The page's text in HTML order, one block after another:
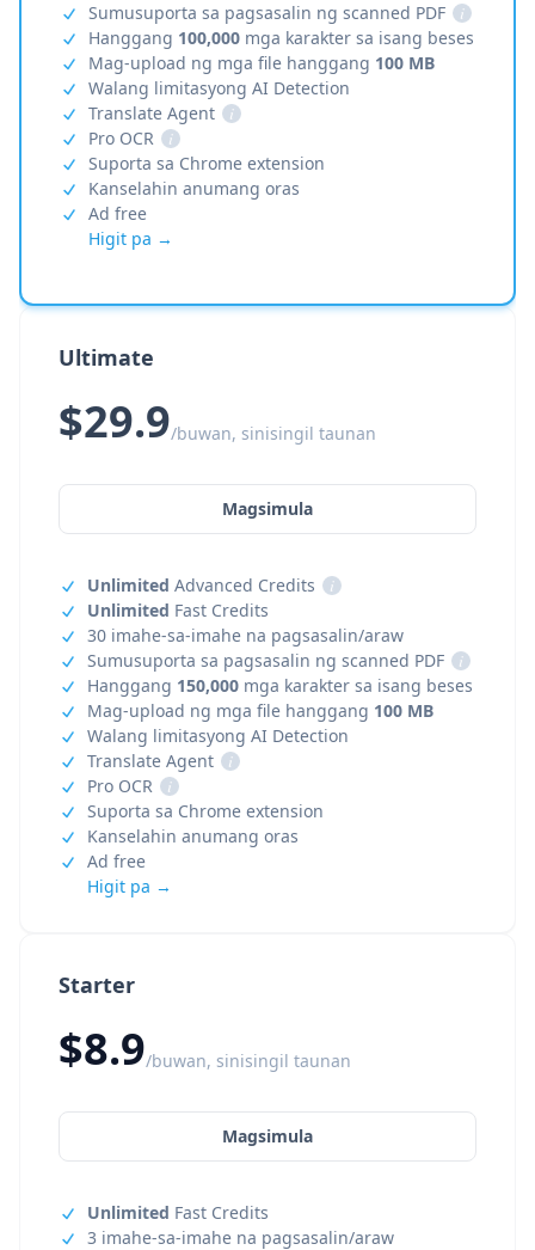
Starter
$8.9/buwan, sinisingil taunan
Magsimula
Unlimited Fast Credits
3 imahe-sa-imahe na pagsasalin/araw
Sumusuporta sa pagsasalin ng scanned PDF
i
Hanggang 100,000 mga karakter sa isang beses
Mag-upload ng mga file hanggang 100 MB
Walang limitasyong AI Detection
Translate Agent
i
Pro OCR
i
Suporta sa Chrome extension
Kanselahin anumang oras
Ad free
Higit pa →
Ultimate
$29.9/buwan, sinisingil taunan
Magsimula
Unlimited Advanced Credits
i
Unlimited Fast Credits
30 imahe-sa-imahe na pagsasalin/araw
Sumusuporta sa pagsasalin ng scanned PDF
i
Hanggang 150,000 mga karakter sa isang beses
Mag-upload ng mga file hanggang 100 MB
Walang limitasyong AI Detection
Translate Agent
i
Pro OCR
i
Suporta sa Chrome extension
Kanselahin anumang oras
Ad free
Higit pa →